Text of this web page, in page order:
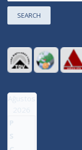
SEARCH
Ağustos
2026
P
S